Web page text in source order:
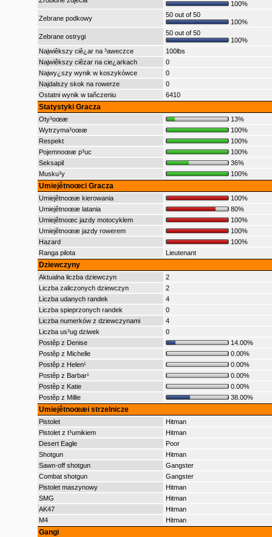
100%
Zebrane podkowy
50 out of 50
100%
Zebrane ostrygi
50 out of 50
100%
Najwiêkszy ciê¿ar na ³aweczce
100lbs
Najwiêkszy ciêzar na cie¿arkach
0
Najwy¿szy wynik w koszykówce
0
Najdalszy skok na rowerze
0
Ostatni wynik w tañczeniu
6410
Statystyki Gracza
Oty³oœæ
13%
Wytrzyma³oœæ
100%
Respekt
100%
Pojemnoœæ p³uc
100%
Seksapil
36%
Musku³y
100%
Umiejêtnoœci Gracza
Umiejêtnoœæ kierowania
100%
Umiejêtnoœæ latania
80%
Umiejêtnoœc jazdy motocyklem
100%
Umiejêtnoœæ jazdy rowerem
100%
Hazard
100%
Ranga pilota
Lieutenant
Dziewczyny
Aktualna liczba dziewczyn
2
Liczba zaliczonych dziewczyn
2
Liczba udanych randek
4
Liczba spieprzonych randek
0
Liczba numerków z dziewczynami
4
Liczba us³ug dziwek
0
Postêp z Denise
14.00%
Postêp z Michelle
0.00%
Postêp z Helen¹
0.00%
Postêp z Barbar¹
0.00%
Postêp z Katie
0.00%
Postêp z Millie
38.00%
Umiejêtnoœæi strzelnicze
Pistolet
Hitman
Pistolet z t³umikiem
Hitman
Desert Eagle
Poor
Shotgun
Hitman
Sawn-off shotgun
Gangster
Combat shotgun
Gangster
Pistolet maszynowy
Hitman
SMG
Hitman
AK47
Hitman
M4
Hitman
Gangi